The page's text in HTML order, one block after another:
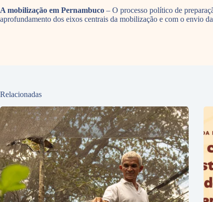
A mobilização em Pernambuco – O processo político de
aprofundamento dos eixos centrais da mobilização e com o envio
Relacionadas